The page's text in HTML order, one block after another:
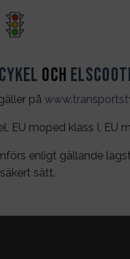
och
på
EU moped klass I, EU
enligt gällande
sätt.